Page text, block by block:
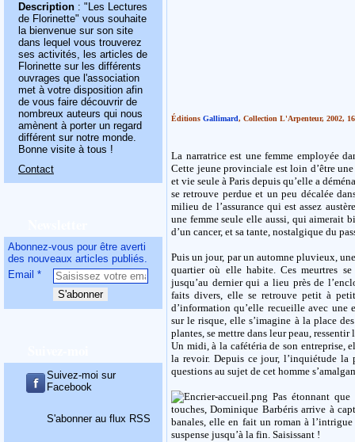
Description : "Les Lectures
de Florinette" vous souhaite
la bienvenue sur son site
dans lequel vous trouverez
ses activités, les articles de
Florinette sur les différents
ouvrages que l'association
met à votre disposition afin
de vous faire découvrir de
nombreux auteurs qui nous
amènent à porter un regard
différent sur notre monde.
Bonne visite à tous !
Contact
Abonnez-vous pour être averti
des nouveaux articles publiés.
Email
Suivez-moi sur
Facebook
S'abonner au flux RSS
Éditions Gallimard, Collection L'Arpenteur, 2002,
La narratrice est une femme employée
Cette jeune provinciale est loin d’être
et vie seule à Paris depuis qu’elle a
se retrouve perdue et un peu décalée
milieu de l’assurance qui est assez
une femme seule elle aussi, qui aimerait
d’un cancer, et sa tante, nostalgique du
Puis un jour, par un automne pluvieux,
quartier où elle habite. Ces meurtres
jusqu’au dernier qui a lieu près de
faits divers, elle se retrouve petit à
d’information qu’elle recueille avec une
sur le risque, elle s’imagine à la place
plantes, se mettre dans leur peau, ressentir
Un midi, à la cafétéria de son entreprise,
la revoir. Depuis ce jour, l’inquiétude la
questions au sujet de cet homme
Pas étonnant
touches, Dominique Barbéris arrive à
banales, elle en fait un roman à
suspense jusqu’à la fin. Saisissant !